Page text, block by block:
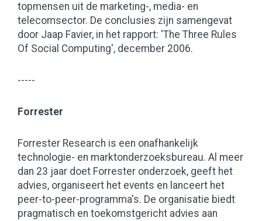
topmensen uit de marketing-, media- en
telecomsector. De conclusies zijn samengevat
door Jaap Favier, in het rapport: 'The Three Rules
Of Social Computing', december 2006.
-----
Forrester
Forrester Research is een onafhankelijk
technologie- en marktonderzoeksbureau. Al meer
dan 23 jaar doet Forrester onderzoek, geeft het
advies, organiseert het events en lanceert het
peer-to-peer-programma's. De organisatie biedt
pragmatisch en toekomstgericht advies aan